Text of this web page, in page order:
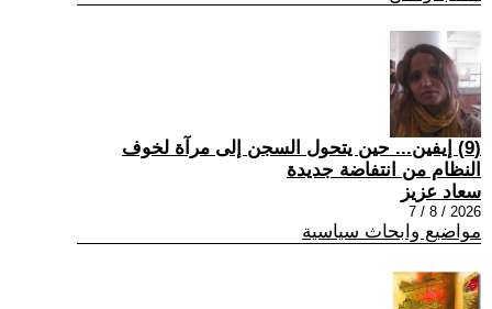
(9) إيفين... حين يتحول السجن إلى مرآة لخوف
النظام من انتفاضة جديدة
سعاد عزيز
2026 / 8 / 7
مواضيع وابحاث سياسية